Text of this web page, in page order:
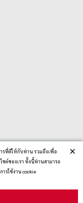
รที่ดีให้กับท่าน รวมถึงเพื่อ
ต์ของเรา ทั้งนี้ท่านสามารถ
รใช้งาน cookie
×